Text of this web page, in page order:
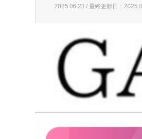
2025.06.23 / 最終更新日：